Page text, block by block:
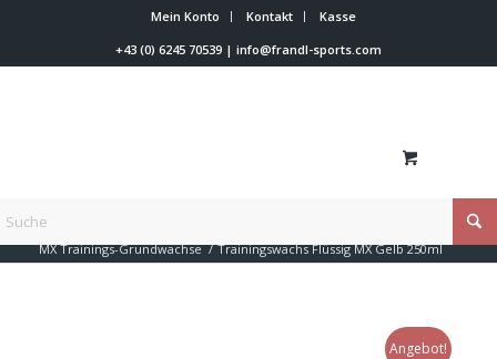
Mein Konto Kontakt
Kasse
+43 (0) 6245 70539| info@frandl-sports.com
Du bist hier:
MX Trainings-Grundwachse / Trainingswachs Flüssig MX Gelb 250ml
Angebot!